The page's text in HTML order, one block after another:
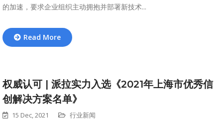
的加速，要求企业组织主动拥抱并部署新技术...
Read More
权威认可 | 派拉实力入选《2021年上海市优秀信
创解决方案名单》
15 Dec, 2021 行业新闻